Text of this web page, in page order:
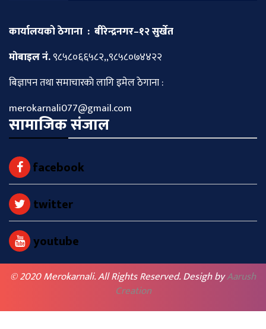
कार्यालयको ठेगाना : बीरेन्द्रनगर–१२ सुर्खेत
माेबाइल नं.९८५८०६६५८२,,९८५८०७४४२२
बिज्ञापन तथा समाचारकाे लागि इमेल ठेगाना :
merokarnali077@gmail.com
सामाजिक संजाल
facebook
twitter
youtube
© 2020 Merokarnali. All Rights Reserved. Desigh byAarush
Creation